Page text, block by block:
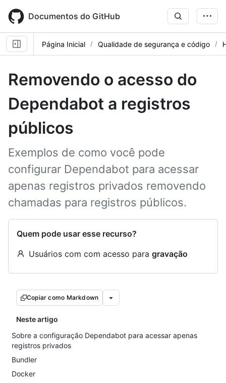
main
content
Documentos do GitHub
Página Inicial Qualidade de segurança e código
Removendo o acesso do
Dependabot a registros
públicos
Exemplos de como você pode
configurar Dependabot para acessar
apenas registros privados removendo
chamadas para registros públicos.
Quem pode usar esse recurso?
Usuários com com acesso para gravação
Copiar como Markdown
Neste artigo
Sobre a configuração Dependabot para acessar apenas
registros privados
Bundler
Docker